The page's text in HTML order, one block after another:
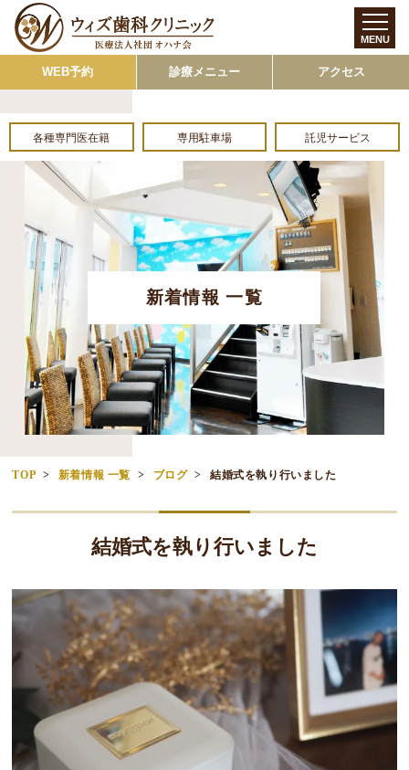
WEB予約 診療メニュー アクセス
各種専門医在籍 専用駐車場 託児サービス
新着情報 一覧
MENU
TOP 新着情報 一覧 ブログ 結婚式を執り行いました
結婚式を執り行いました